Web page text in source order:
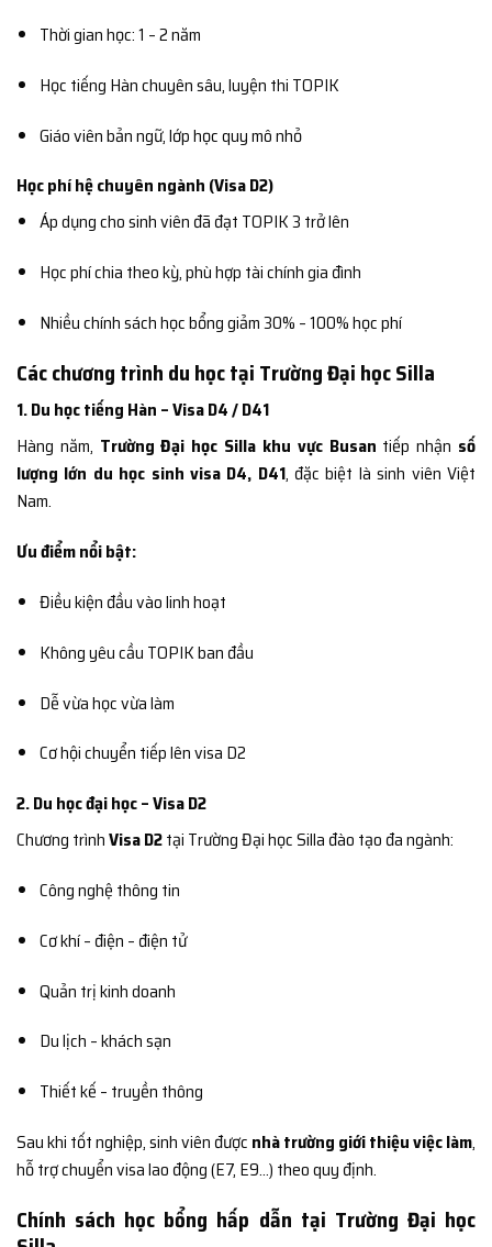
Thời gian học: 1 – 2 năm
Học tiếng Hàn chuyên sâu, luyện thi TOPIK
Giáo viên bản ngữ, lớp học quy mô nhỏ
Học phí hệ chuyên ngành (Visa D2)
Áp dụng cho sinh viên đã đạt TOPIK 3 trở lên
Học phí chia theo kỳ, phù hợp tài chính gia đình
Nhiều chính sách học bổng giảm 30% – 100% học phí
Các chương trình du học tại Trường Đại học Silla
1. Du học tiếng Hàn – Visa D4 / D41
Hàng năm, Trường Đại học Silla khu vực Busan tiếp nhận số
lượng lớn du học sinh visa D4, D41, đặc biệt là sinh viên Việt
Nam.
Ưu điểm nổi bật:
Điều kiện đầu vào linh hoạt
Không yêu cầu TOPIK ban đầu
Dễ vừa học vừa làm
Cơ hội chuyển tiếp lên visa D2
2. Du học đại học – Visa D2
Chương trìnhVisa D2tại Trường Đại học Silla đào tạo đa ngành:
Công nghệ thông tin
Cơ khí – điện – điện tử
Quản trị kinh doanh
Du lịch – khách sạn
Thiết kế – truyền thông
Sau khi tốt nghiệp, sinh viên được nhà trường giới thiệu việc làm,
hỗ trợ chuyển visa lao động (E7, E9…) theo quy định.
Chính sách học bổng hấp dẫn tại Trường Đại học